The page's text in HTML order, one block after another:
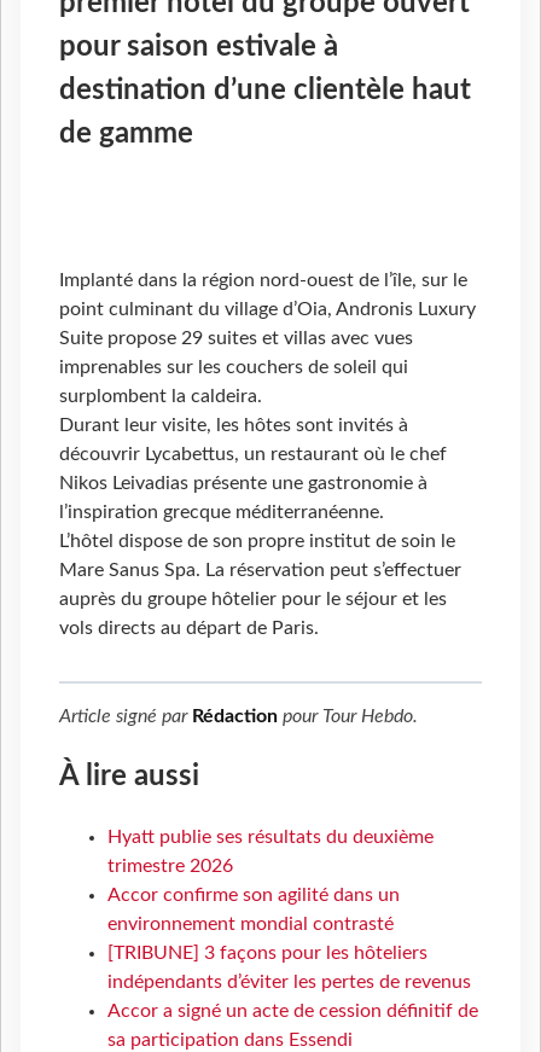
pour saison estivale à
destination d’une clientèle haut
de gamme
Implanté dans la région nord-ouest de l’île, sur le
point culminant du village d’Oia, Andronis Luxury
Suite propose 29 suites et villas avec vues
imprenables sur les couchers de soleil qui
surplombent la caldeira.
Durant leur visite, les hôtes sont invités à
découvrir Lycabettus, un restaurant où le chef
Nikos Leivadias présente une gastronomie à
l’inspiration grecque méditerranéenne.
L’hôtel dispose de son propre institut de soin le
Mare Sanus Spa. La réservation peut s’effectuer
auprès du groupe hôtelier pour le séjour et les
vols directs au départ de Paris.
Article signé par Rédaction pour Tour Hebdo.
À lire aussi
Hyatt publie ses résultats du deuxième
trimestre 2026
Accor confirme son agilité dans un
environnement mondial contrasté
[TRIBUNE] 3 façons pour les hôteliers
indépendants d’éviter les pertes de revenus
Accor a signé un acte de cession définitif de
sa participation dans Essendi